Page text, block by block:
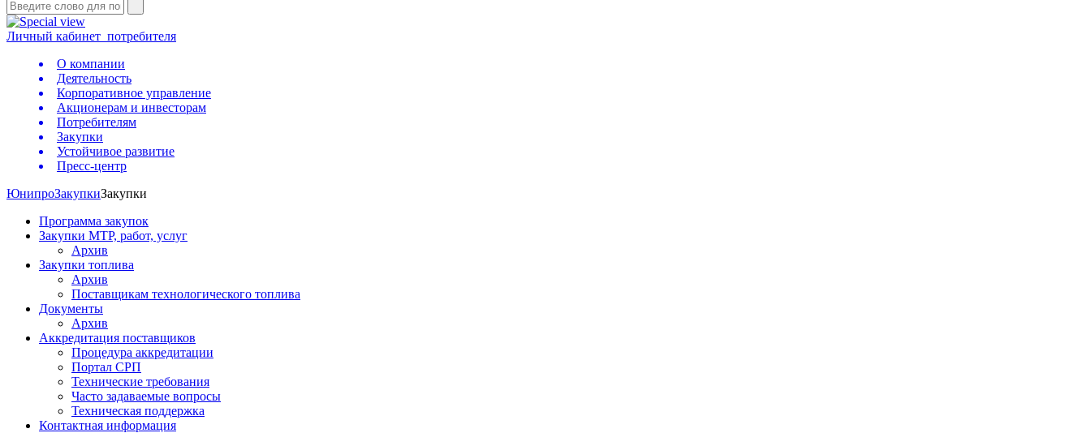
Личный кабинет потребителя
О компании
Деятельность
Корпоративное управление
Акционерам и инвесторам
Потребителям
Закупки
Устойчивое развитие
Пресс-центр
ЮнипроЗакупкиЗакупки
Программа закупок
Закупки МТР, работ, услуг
Архив
Закупки топлива
Архив
Поставщикам технологического топлива
Документы
Архив
Аккредитация поставщиков
Процедура аккредитации
Портал СРП
Технические требования
Часто задаваемые вопросы
Техническая поддержка
Контактная информация